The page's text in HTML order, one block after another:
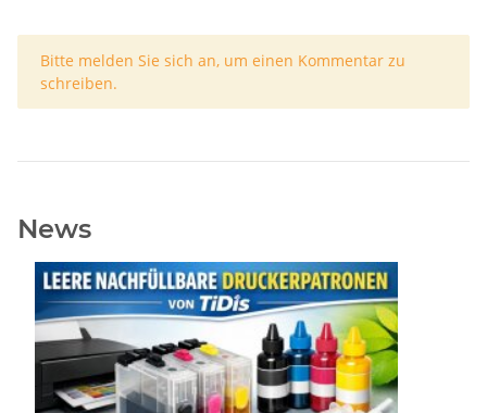
x
Bitte melden Sie sich an, um einen Kommentar zu
schreiben.
News